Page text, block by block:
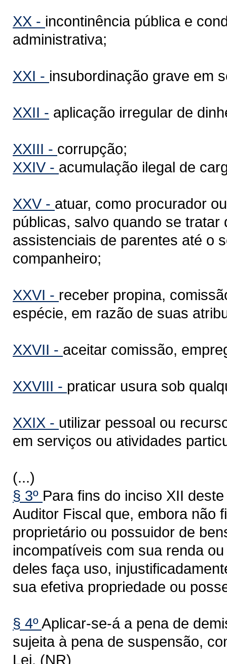
XX - incontinência pública e
administrativa;
XXI - insubordinação grave em
XXII - aplicação irregular de
XXIII - corrupção;
XXIV - acumulação ilegal de
XXV - atuar, como procurador
públicas, salvo quando se
assistenciais de parentes até o
companheiro;
XXVI - receber propina,
espécie, em razão de suas
XXVII - aceitar comissão,
XXVIII - praticar usura sob
XXIX - utilizar pessoal ou
em serviços ou atividades
(...)
§ 3º Para fins do inciso XII
Auditor Fiscal que, embora não
proprietário ou possuidor de
incompatíveis com sua renda
deles faça uso,
sua efetiva propriedade ou
§ 4ºAplicar-se-á a pena de
sujeita à pena de suspensão,
Lei. (NR)